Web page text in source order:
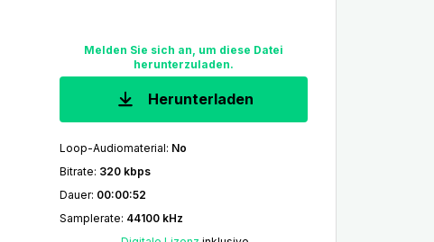
Melden Sie sich an, um diese Datei
herunterzuladen.
Herunterladen
Loop-Audiomaterial: No
Bitrate: 320 kbps
Dauer: 00:00:52
Samplerate: 44100 kHz